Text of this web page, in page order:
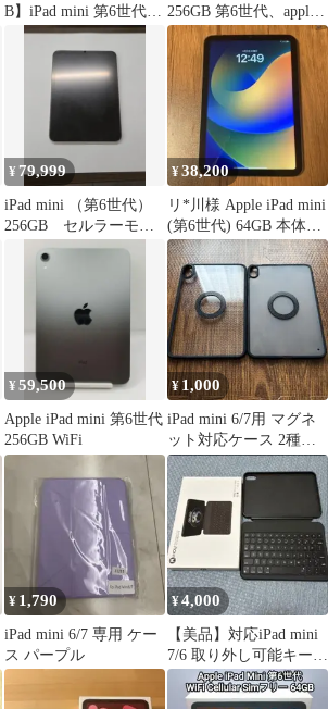
B】iPad mini 第6世代
256GB スペースグレイ
Wi-Fi バッテリー
【86%】
256GB 第6世代、apple
pencil
¥ 79,999
iPad mini （第6世代）
256GB セルラーモデ
¥38,200
リ*川様 Apple iPad mini
(第6世代) 64GB 本体
訳あり
¥59,500
Apple iPad mini 第6世代
256GB WiFi
¥ 1,000
iPad mini 6/7用 マグネ
ット対応ケース 2種セ
ット
¥ 1,790
iPad mini 6/7 専用 ケー
ス パープル
¥4,000
【美品】対応iPad mini
7/6 取り外し可能キーボ
ード(HOUブランド)